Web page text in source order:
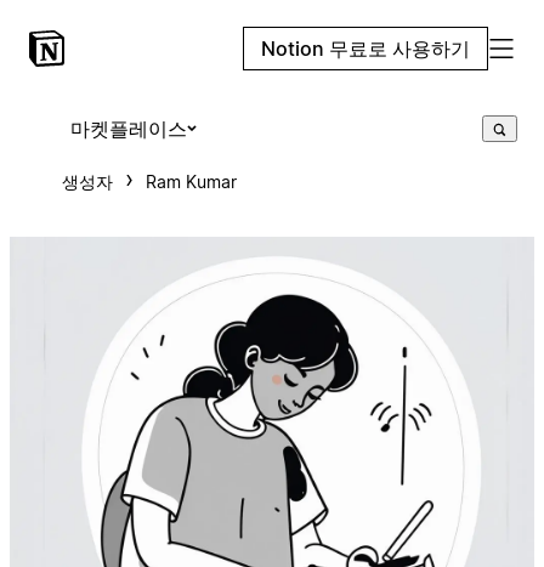
Notion 무료로 사용하기
마켓플레이스
생성자 Ram Kumar